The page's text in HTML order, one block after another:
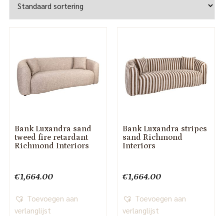
Bank Luxandra sand
tweed fire retardant
Richmond Interiors
€1,664.00
Toevoegen aan
verlanglijst
Bank Luxandra stripes
sand Richmond
Interiors
€1,664.00
Toevoegen aan
verlanglijst